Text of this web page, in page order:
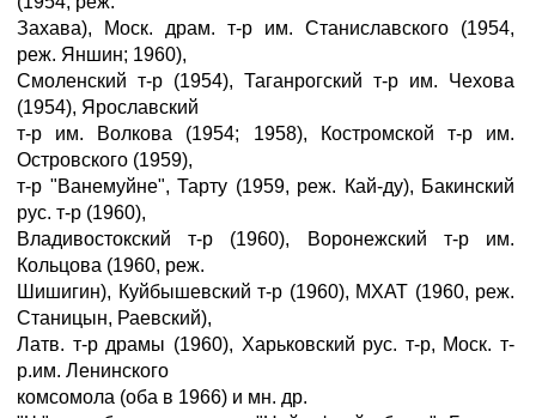
Захава), Моск. драм. т-р им. Станиславского (1954,
реж. Яншин; 1960),
Смоленский т-р (1954), Таганрогский т-р им. Чехова
(1954), Ярославский
т-р им. Волкова (1954; 1958), Костромской т-р им.
Островского (1959),
т-р "Ванемуйне", Тарту (1959, реж. Кай-ду), Бакинский
рус. т-р (1960),
Владивостокский т-р (1960), Воронежский т-р им.
Кольцова (1960, реж.
Шишигин), Куйбышевский т-р (1960), МХАТ (1960, реж.
Станицын, Раевский),
Латв. т-р драмы (1960), Харьковский рус. т-р, Моск. т-
р.им. Ленинского
комсомола (оба в 1966) и мн. др.